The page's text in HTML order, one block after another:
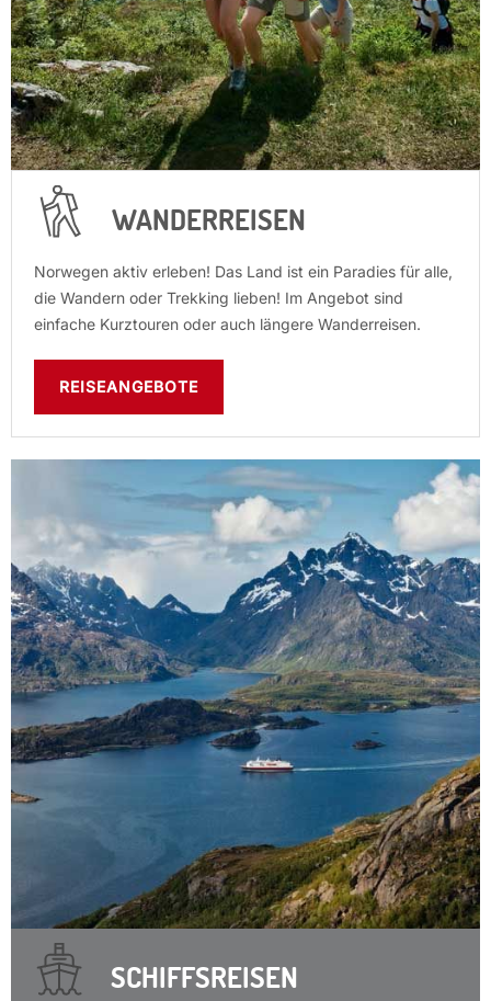
WANDERREISEN
Norwegen aktiv erleben! Das Land ist ein Paradies für alle,
die Wandern oder Trekking lieben! Im Angebot sind
einfache Kurztouren oder auch längere Wanderreisen.
REISEANGEBOTE
SCHIFFSREISEN